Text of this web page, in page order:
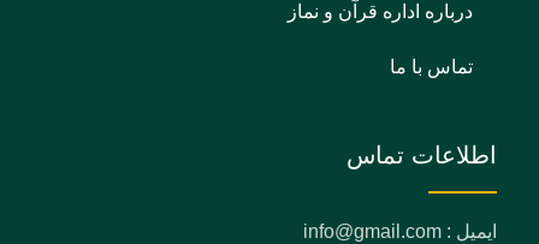
درباره اداره قرآن و نماز
تماس با ما
اطلاعات تماس
ایمیل : info@gmail.com